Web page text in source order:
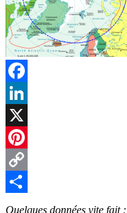
Facebook
LinkedIn
X
Pinterest
Copy
Link
Partager
Quelques données vite fait :